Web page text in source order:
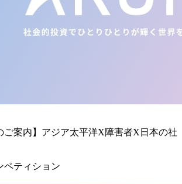
ご案内】アジア太平洋X障害者X日本の社
ペティション